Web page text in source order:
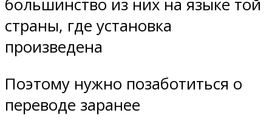
большинство из них на языке той
страны, где установка
произведена
Поэтому нужно позаботиться о
переводе заранее